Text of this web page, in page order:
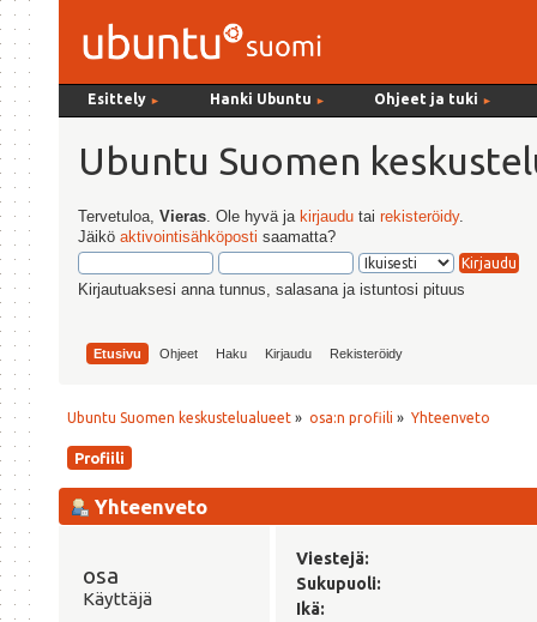
Esittely ► Hanki Ubuntu ► Ohjeet ja tuki ►
Ubuntu Suomen
Tervetuloa,Vieras . Ole hyvä ja kirjaudu tairekisteröidy.
Jäiköaktivointisähköposti saamatta?
Kirjautuaksesi anna tunnus, salasana ja istuntosi pituus
Etusivu Ohjeet Haku Kirjaudu Rekisteröidy
Ubuntu Suomen keskustelualueet » osa:n profiili » Yhteenveto
Profiili
Yhteenveto
osa
Käyttäjä
Viestejä:
Sukupuoli:
Ikä: